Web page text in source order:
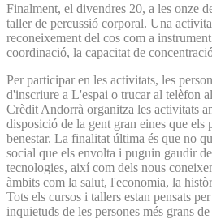
Finalment, el divendres 20, a les onze
taller de percussió corporal. Una
reconeixement del cos com a
coordinació, la capacitat de
Per participar en les activitats, les
d'inscriure a L'espai o trucar al telèfon
Crèdit Andorrà organitza les activitats
disposició de la gent gran eines que els
benestar. La finalitat última és que no
social que els envolta i puguin gaudir
tecnologies, així com dels nous
àmbits com la salut, l'economia, la
Tots els cursos i tallers estan pensats
inquietuds de les persones més grans